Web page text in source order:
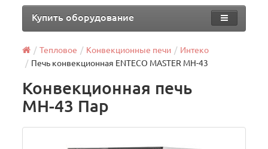
Купить оборудование
Тепловое Конвекционные печи
Интеко
Печь конвекционная ENTECO MASTER МН-43
Конвекционная печь
МН-43 Пар